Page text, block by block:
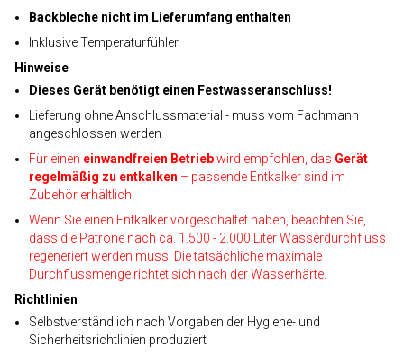
Backbleche nicht im Lieferumfang enthalten
Inklusive Temperaturfühler
Hinweise
Dieses Gerät benötigt einen Festwasseranschluss!
Lieferung ohne Anschlussmaterial - muss vom Fachmann
angeschlossen werden
Für einen einwandfreien Betriebwird empfohlen, das Gerät
regelmäßig zu entkalken – passende Entkalker sind im
Zubehör erhältlich.
Wenn Sie einen Entkalker vorgeschaltet haben, beachten Sie,
dass die Patrone nach ca. 1.500 - 2.000 Liter Wasserdurchfluss
regeneriert werden muss. Die tatsächliche maximale
Durchflussmenge richtet sich nach der Wasserhärte.
Richtlinien
Selbstverständlich nach Vorgaben der Hygiene- und
Sicherheitsrichtlinien produziert